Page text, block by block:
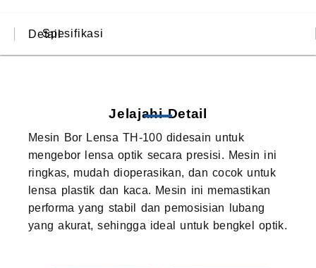
Detail
Spesifikasi
Jelajahi Detail
Mesin Bor Lensa TH-100 didesain untuk
mengebor lensa optik secara presisi. Mesin ini
ringkas, mudah dioperasikan, dan cocok untuk
lensa plastik dan kaca. Mesin ini memastikan
performa yang stabil dan pemosisian lubang
yang akurat, sehingga ideal untuk bengkel optik.